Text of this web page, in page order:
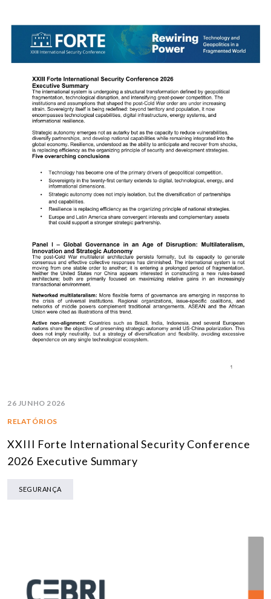
26 JUNHO 2026
RELATÓRIOS
XXIII Forte International Security Conference
2026 Executive Summary
SEGURANÇA